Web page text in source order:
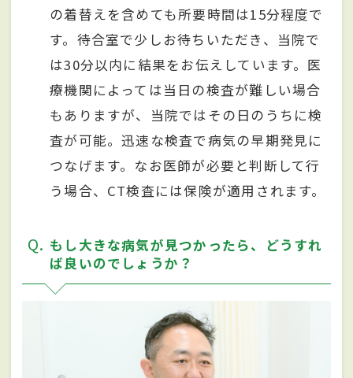
の着替えを含めても所要時間は15分程度で
す。待合室で少しお待ちいただき、当院で
は30分以内に結果をお伝えしています。医
療機関によっては当日の検査が難しい場合
もありますが、当院ではその日のうちに検
査が可能。迅速な検査で病気の早期発見に
つなげます。なお医師が必要と判断して行
う場合、CT検査には保険が適用されます。
Q
もし大きな病気が見つかったら、どうすれ
ば良いのでしょうか？